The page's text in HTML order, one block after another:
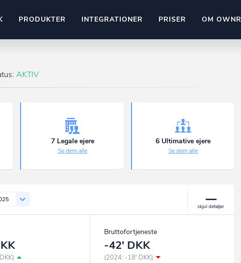
PRODUKTER INTEGRATIONER
Kun fantasien sætter grænsen
Ownr ajour goes supersonic
PRISER OM OWNR
AKTIV
7 Legale ejere
Se dem alle
6 Ultimative ejere
Se dem alle
Bruttofortjeneste
-42' DKK
(2024: -18' DKK)